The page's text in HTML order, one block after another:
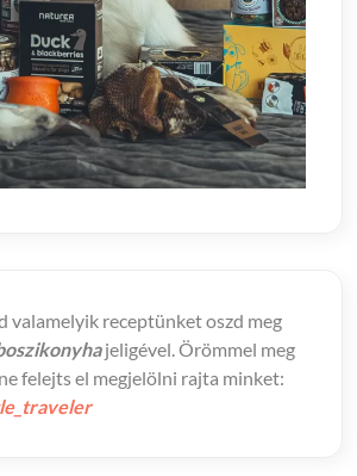
valamelyik receptünket oszd meg
jeligével. Örömmel meg
felejts el megjelölni rajta minket: